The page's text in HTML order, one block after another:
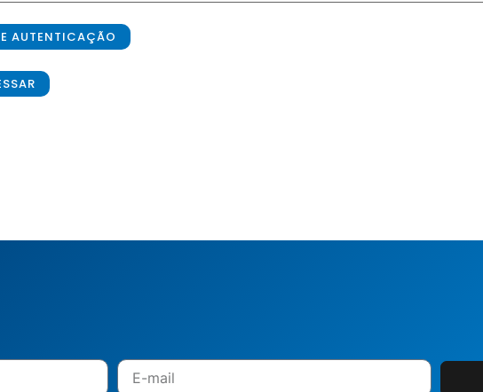
AUTENTICAÇÃO